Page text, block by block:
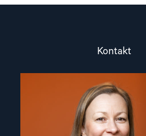
Kontakt
article
"Csilla
Czimbalmos"